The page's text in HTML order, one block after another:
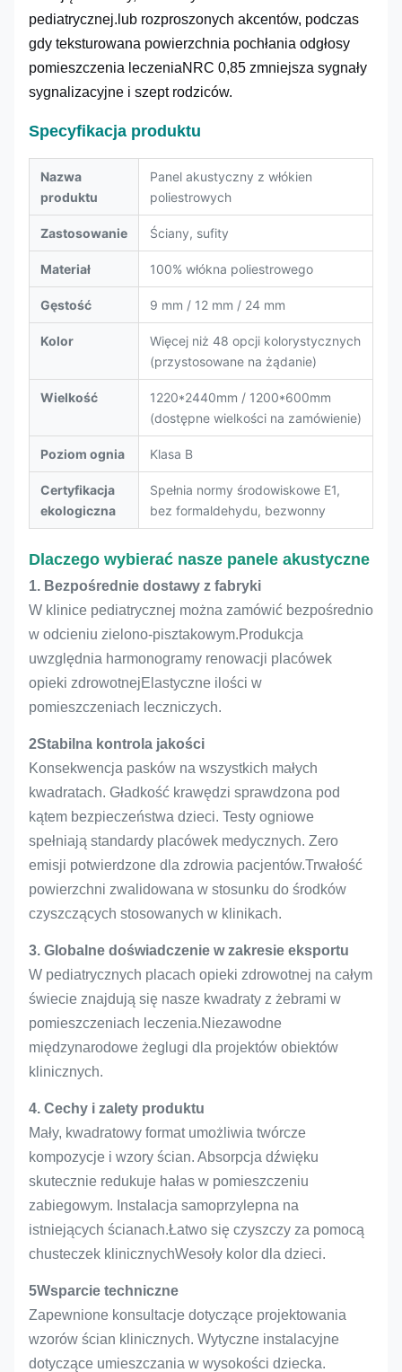
pediatrycznej.lub rozproszonych akcentów, podczas
gdy teksturowana powierzchnia pochłania odgłosy
pomieszczenia leczeniaNRC 0,85 zmniejsza sygnały
sygnalizacyjne i szept rodziców.
Specyfikacja produktu
Nazwa
produktu
Panel akustyczny z włókien
poliestrowych
Zastosowanie Ściany, sufity
Materiał 100% włókna poliestrowego
Gęstość 9 mm / 12 mm / 24 mm
Kolor
Więcej niż 48 opcji kolorystycznych
(przystosowane na żądanie)
Wielkość
1220*2440mm / 1200*600mm
(dostępne wielkości na zamówienie)
Poziom ognia Klasa B
Certyfikacja
ekologiczna
Spełnia normy środowiskowe E1,
bez formaldehydu, bezwonny
Dlaczego wybierać nasze panele akustyczne
1. Bezpośrednie dostawy z fabryki
W klinice pediatrycznej można zamówić bezpośrednio
w odcieniu zielono-pisztakowym.Produkcja
uwzględnia harmonogramy renowacji placówek
opieki zdrowotnejElastyczne ilości w
pomieszczeniach leczniczych.
2Stabilna kontrola jakości
Konsekwencja pasków na wszystkich małych
kwadratach. Gładkość krawędzi sprawdzona pod
kątem bezpieczeństwa dzieci. Testy ogniowe
spełniają standardy placówek medycznych. Zero
emisji potwierdzone dla zdrowia pacjentów.Trwałość
powierzchni zwalidowana w stosunku do środków
czyszczących stosowanych w klinikach.
3. Globalne doświadczenie w zakresie eksportu
W pediatrycznych placach opieki zdrowotnej na całym
świecie znajdują się nasze kwadraty z żebrami w
pomieszczeniach leczenia.Niezawodne
międzynarodowe żeglugi dla projektów obiektów
klinicznych.
4. Cechy i zalety produktu
Mały, kwadratowy format umożliwia twórcze
kompozycje i wzory ścian. Absorpcja dźwięku
skutecznie redukuje hałas w pomieszczeniu
zabiegowym. Instalacja samoprzylepna na
istniejących ścianach.Łatwo się czyszczy za pomocą
chusteczek klinicznychWesoły kolor dla dzieci.
5Wsparcie techniczne
Zapewnione konsultacje dotyczące projektowania
wzorów ścian klinicznych. Wytyczne instalacyjne
dotyczące umieszczania w wysokości dziecka.